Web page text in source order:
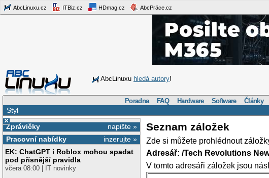
AbcLinuxu.cz ITBiz.cz HDmag.cz AbcPráce.cz
AbcLinuxu hledá autory!
Poradna FAQ Hardware Software Články
Styl
×
napište »
Zprávičky
inzerujte »
Pracovní nabídky
EK: ChatGPT i Roblox mohou spadat
pod přísnější pravidla
včera 08:00 | IT novinky
Seznam záložek
Zde si můžete prohlédnout
Adresář: /Tech Revolutions
V tomto adresáři záložek jsou